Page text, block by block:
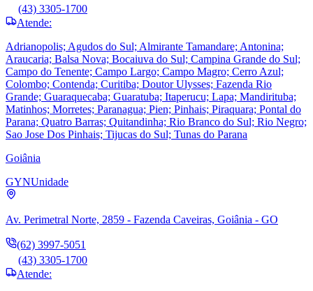
(43) 3305-1700
Atende:
Adrianopolis; Agudos do Sul; Almirante Tamandare; Antonina;
Araucaria; Balsa Nova; Bocaiuva do Sul; Campina Grande do Sul;
Campo do Tenente; Campo Largo; Campo Magro; Cerro Azul;
Colombo; Contenda; Curitiba; Doutor Ulysses; Fazenda Rio
Grande; Guaraquecaba; Guaratuba; Itaperucu; Lapa; Mandirituba;
Matinhos; Morretes; Paranagua; Pien; Pinhais; Piraquara; Pontal do
Parana; Quatro Barras; Quitandinha; Rio Branco do Sul; Rio Negro;
Sao Jose Dos Pinhais; Tijucas do Sul; Tunas do Parana
Goiânia
GYNUnidade
Av. Perimetral Norte, 2859 - Fazenda Caveiras, Goiânia - GO
(62) 3997-5051
(43) 3305-1700
Atende: